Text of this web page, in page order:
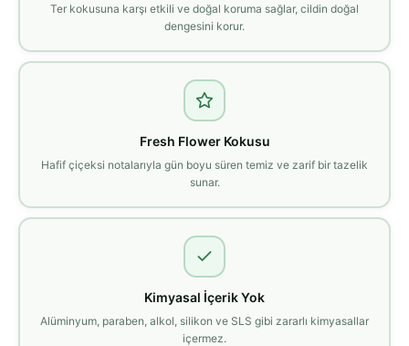
Ter kokusuna karşı etkili ve doğal koruma sağlar, cildin doğal
dengesini korur.
Fresh Flower Kokusu
Hafif çiçeksi notalarıyla gün boyu süren temiz ve zarif bir tazelik
sunar.
Kimyasal İçerik Yok
Alüminyum, paraben, alkol, silikon ve SLS gibi zararlı kimyasallar
içermez.